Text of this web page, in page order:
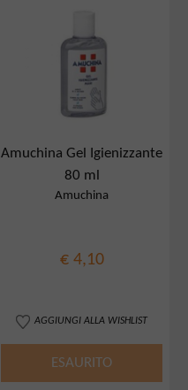
Amuchina Gel Igienizzante
80 ml
Amuchina
€ 4,10
AGGIUNGI ALLA WISHLIST
ESAURITO